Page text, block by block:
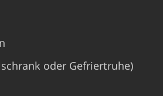
oder Gefriertruhe)